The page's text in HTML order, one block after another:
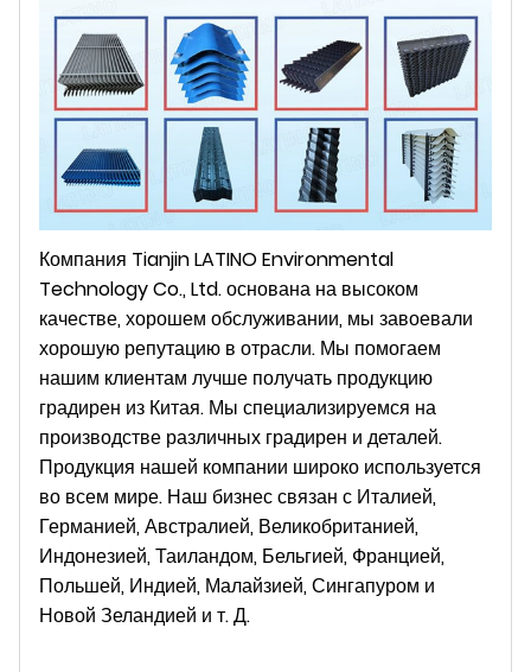
Компания Tianjin LATINO Environmental
Technology Co., Ltd. основана на высоком
качестве, хорошем обслуживании, мы завоевали
хорошую репутацию в отрасли. Мы помогаем
нашим клиентам лучше получать продукцию
градирен из Китая. Мы специализируемся на
производстве различных градирен и деталей.
Продукция нашей компании широко используется
во всем мире. Наш бизнес связан с Италией,
Германией, Австралией, Великобританией,
Индонезией, Таиландом, Бельгией, Францией,
Польшей, Индией, Малайзией, Сингапуром и
Новой Зеландией и т. Д.